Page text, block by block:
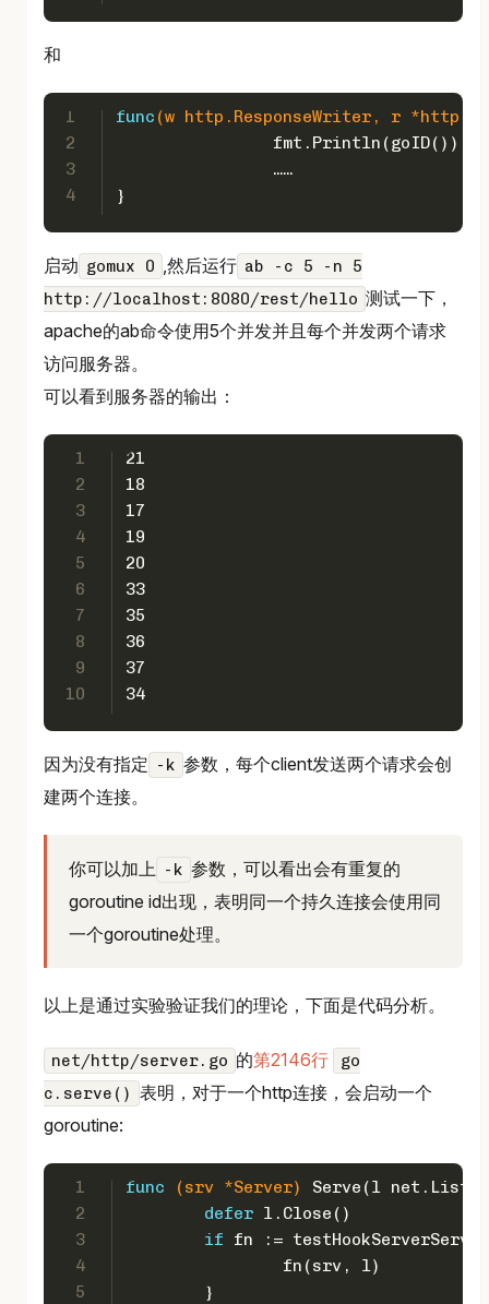
和
1
2
3
4
func (w http.ResponseWriter, r
		fmt.Println(goID())
		……
}
启动 gomux 0 ,然后运行 ab -c 5 -n 5
http://localhost:8080/rest/hello 测试一下，
apache的ab命令使用5个并发并且每个并发两个请求
访问服务器。
可以看到服务器的输出：
1
2
3
4
5
6
7
8
9
10
21
18
17
19
20
33
35
36
37
34
因为没有指定 -k 参数，每个client发送两个请求会创
建两个连接。
你可以加上 -k 参数，可以看出会有重复的
goroutine id出现，表明同一个持久连接会使用同
一个goroutine处理。
以上是通过实验验证我们的理论，下面是代码分析。
net/http/server.go 的第2146行
go
c.serve() 表明，对于一个http连接，会启动一个
goroutine:
1
2
3
4
5
func (srv *Server)
Serve(l
defer l.Close()
if fn :=
		fn(srv, l)
	}